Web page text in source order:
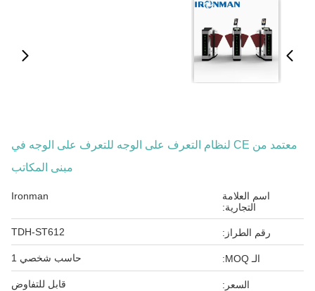
معتمد من CE لنظام التعرف على الوجه للتعرف على الوجه في
مبنى المكاتب
اسم العلامة
التجارية:
Ironman
رقم الطراز: TDH-ST612
الـ MOQ: حاسب شخصي 1
السعر: قابل للتفاوض